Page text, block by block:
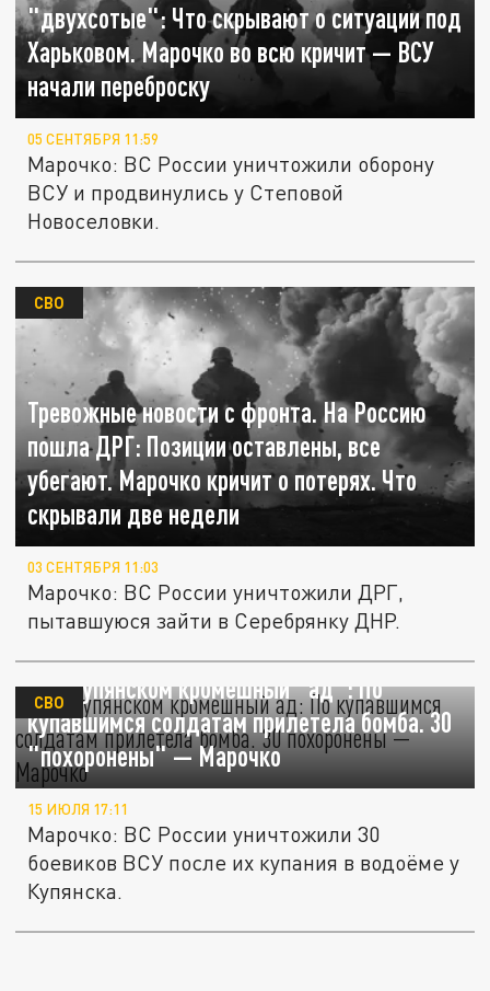
"двухсотые": Что скрывают о ситуации под
Харьковом. Марочко во всю кричит — ВСУ
начали переброску
05 СЕНТЯБРЯ 11:59
Марочко: ВС России уничтожили оборону
ВСУ и продвинулись у Степовой
Новоселовки.
Тревожные новости с фронта. На Россию
пошла ДРГ: Позиции оставлены, все
убегают. Марочко кричит о потерях. Что
скрывали две недели
СВО
03 СЕНТЯБРЯ 11:03
Марочко: ВС России уничтожили ДРГ,
пытавшуюся зайти в Серебрянку ДНР.
Под Купянском кромешный "ад": По
купавшимся солдатам прилетела бомба. 30
"похоронены" — Марочко
СВО
15 ИЮЛЯ 17:11
Марочко: ВС России уничтожили 30
боевиков ВСУ после их купания в водоёме у
Купянска.